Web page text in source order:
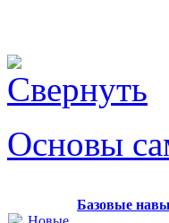
Основы
Базовые